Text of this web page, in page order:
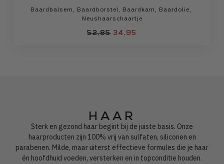
52,85 34,95
Baardbalsem , Baardborstel, Baardkam , Baardolie,
Neushaarschaartje
HAAR
Sterk en gezond haar begint bij de juiste basis. Onze
haarproducten zijn 100% vrij van sulfaten, siliconen en
parabenen. Milde, maar uiterst effectieve formules die je haar
én hoofdhuid voeden, versterken en in topconditie houden.